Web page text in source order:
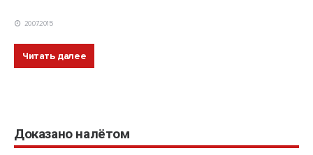
20.07.2015
Читать далее
Доказано налётом